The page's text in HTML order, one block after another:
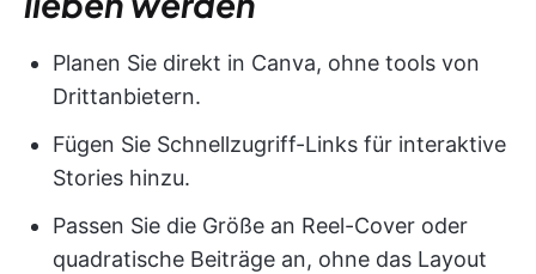
Planen Sie direkt in Canva, ohne tools von
Drittanbietern.
Fügen Sie Schnellzugriff-Links für interaktive
Stories hinzu.
Passen Sie die Größe an Reel-Cover oder
quadratische Beiträge an, ohne das Layout